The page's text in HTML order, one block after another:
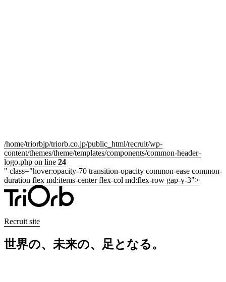
/home/triorbjp/triorb.co.jp/public_html/recruit/wp-
content/themes/theme/templates/components/common-header-
logo.php on line 24
" class="hover:opacity-70 transition-opacity common-ease common-
duration flex md:items-center flex-col md:flex-row gap-y-3">
Recruit site
世界の、未来の、足となる。